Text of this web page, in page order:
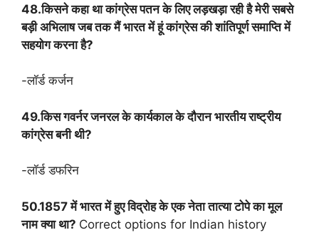
48.किसने कहा था कांग्रेस पतन के लिए लड़खड़ा रही है मेरी सबसे
बड़ी अभिलाष जब तक मैं भारत में हूं कांग्रेस की शांतिपूर्ण समाप्ति में
सहयोग करना है?
-लॉर्ड कर्जन
49.किस गवर्नर जनरल के कार्यकाल के दौरान भारतीय राष्ट्रीय
कांग्रेस बनी थी?
-लॉर्ड डफरिन
50.1857 में भारत में हुए विद्रोह के एक नेता तात्या टोपे का मूल
नाम क्या था? Correct options for Indian history